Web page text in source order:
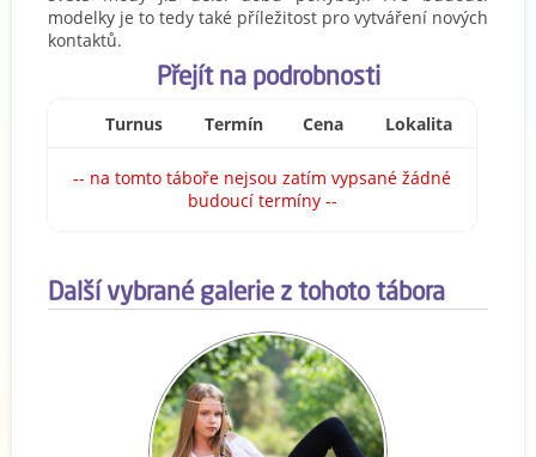
modelky je to tedy také příležitost pro vytváření nových
kontaktů.
Přejít na podrobnosti
Turnus Termín Cena Lokalita
-- na tomto táboře nejsou zatím vypsané žádné
budoucí termíny --
Další vybrané galerie z tohoto tábora